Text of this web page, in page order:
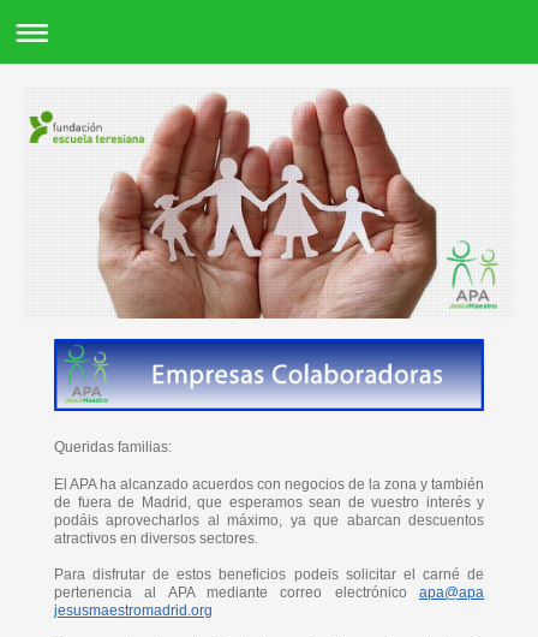
Queridas familias:
El APA ha alcanzado acuerdos con negocios de la zona y también
de fuera de Madrid, que esperamos sean de vuestro interés y
podáis aprovecharlos al máximo, ya que abarcan descuentos
atractivos en diversos sectores.
Para disfrutar de estos beneficios podeis solicitar el carné de
pertenencia al APA mediante correo electrónico apa@apa
jesusmaestromadrid.org